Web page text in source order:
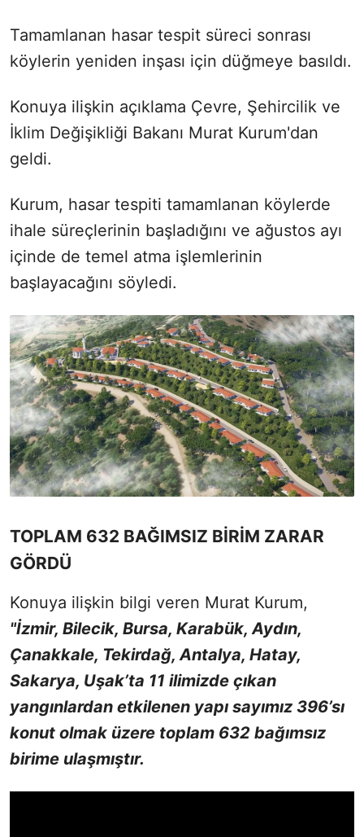
Tamamlanan hasar tespit süreci sonrası
köylerin yeniden inşası için düğmeye basıldı.
Konuya ilişkin açıklama Çevre, Şehircilik ve
İklim Değişikliği Bakanı Murat Kurum'dan
geldi.
Kurum, hasar tespiti tamamlanan köylerde
ihale süreçlerinin başladığını ve ağustos ayı
içinde de temel atma işlemlerinin
başlayacağını söyledi.
TOPLAM 632 BAĞIMSIZ BİRİM ZARAR
GÖRDÜ
Konuya ilişkin bilgi veren Murat Kurum,
"İzmir, Bilecik, Bursa, Karabük, Aydın,
Çanakkale, Tekirdağ, Antalya, Hatay,
Sakarya, Uşak’ta 11 ilimizde çıkan
yangınlardan etkilenen yapı sayımız 396’sı
konut olmak üzere toplam 632 bağımsız
birime ulaşmıştır.